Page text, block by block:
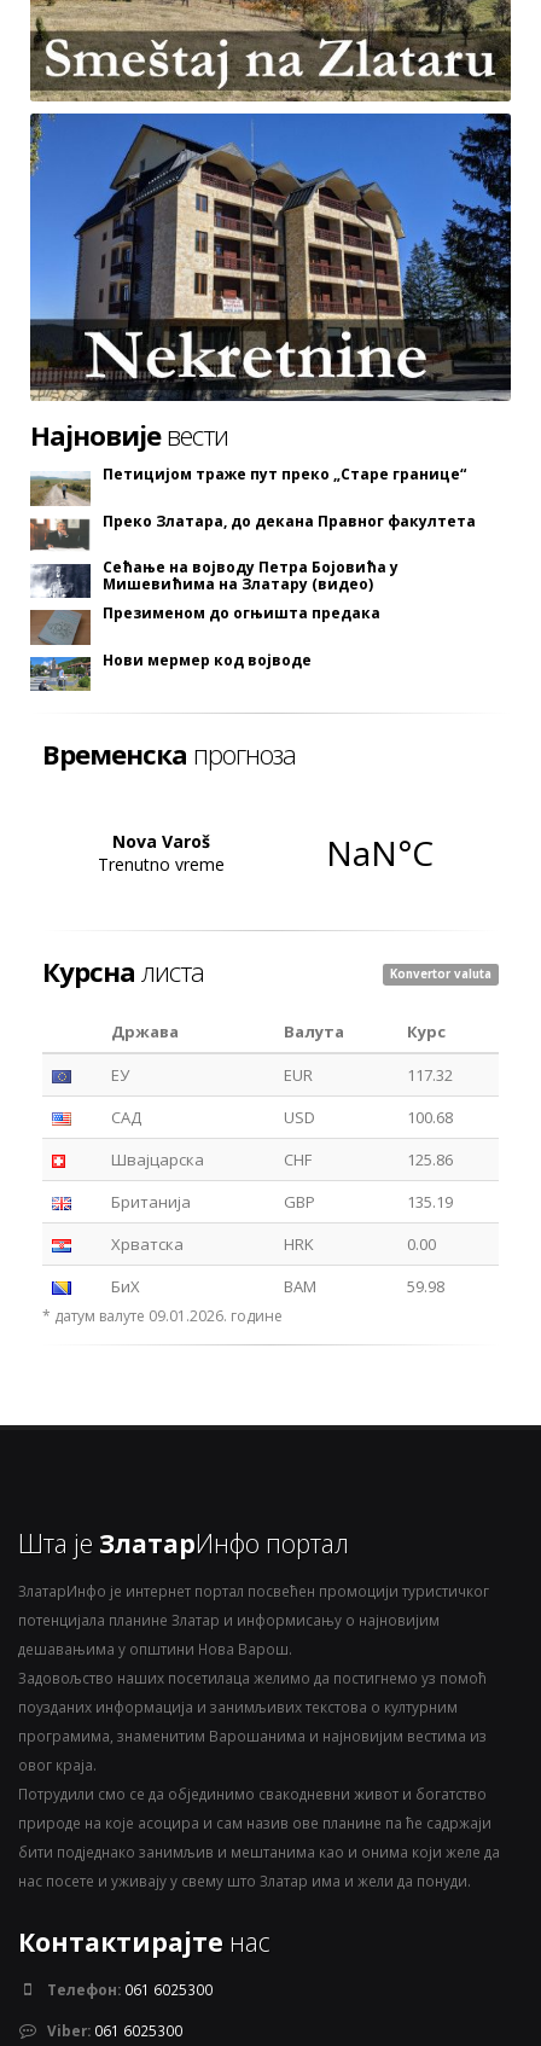
Најновијевести
Петицијом траже пут преко „Старе границе“
Преко Златара, до декана Правног факултета
Сећање на војводу Петра Бојовића у
Мишевићима на Златару (видео)
Презименом до огњишта предака
Нови мермер код војводе
Временска прогноза
Курсна листа Konvertor valuta
Држава Валута
Курс
ЕУ
EUR
117.32
САД
USD
100.68
Швајцарска
CHF
125.86
Британија
GBP
135.19
Хрватска
HRK
0.00
БиХ
BAM 59.98
* датум валуте 09.01.2026. године
Шта је ЗлатарИнфо портал
ЗлатарИнфо је интернет портал посвећен промоцији туристичког
потенцијала планине Златар и информисању о најновијим
дешавањима у општини Нова Варош.
Задовољство наших посетилаца желимо да постигнемо уз помоћ
поузданих информација и занимљивих текстова о културним
програмима, знаменитим Варошанима и најновијим вестима из
овог краја.
Потрудили смо се да објединимо свакодневни живот и богатство
природе на које асоцира и сам назив ове планине па ће садржаји
бити подједнако занимљив и мештанима као и онима који желе да
нас посете и уживају у свему што Златар има и жели да понуди.
Контактирајте нас
Телефон: 061 6025300
Viber: 061 6025300